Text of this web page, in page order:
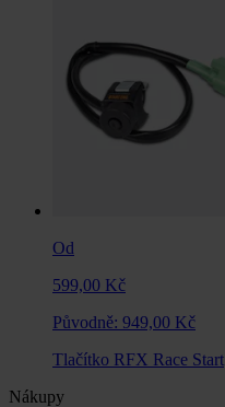
Od
599,00 Kč
Původně: 949,00 Kč
Tlačítko RFX Race Start
Nákupy